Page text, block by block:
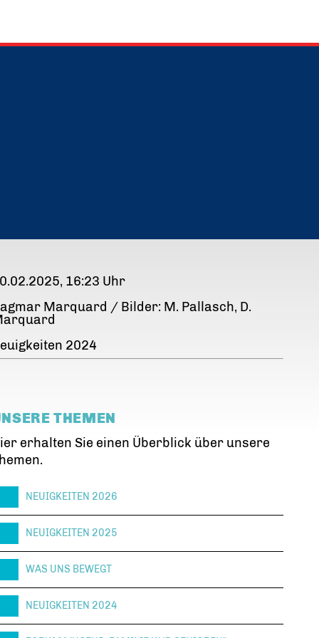
16:23 Uhr
Marquard / Bilder: M. Pallasch, D.
2024
THEMEN
erhalten Sie einen Überblick über unsere
NEUIGKEITEN 2026
NEUIGKEITEN 2025
WAS UNS BEWEGT
NEUIGKEITEN 2024